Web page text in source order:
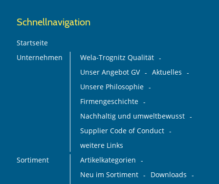
Schnellnavigation
Startseite
Unternehmen
Wela-Trognitz Qualität
Unser Angebot GV
Aktuelles
Unsere Philosophie
Firmengeschichte
Nachhaltig und umweltbewusst
Supplier Code of Conduct
weitere Links
Sortiment
Artikelkategorien
Neu im Sortiment
Downloads